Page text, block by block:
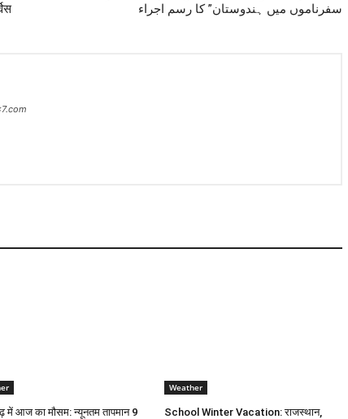
سفرناموں میں ہندوستان” كا رسم اجراء
आज का मौसम: न्यूनतम तापमान 9
Weather
School Winter Vacation: राजस्थान,